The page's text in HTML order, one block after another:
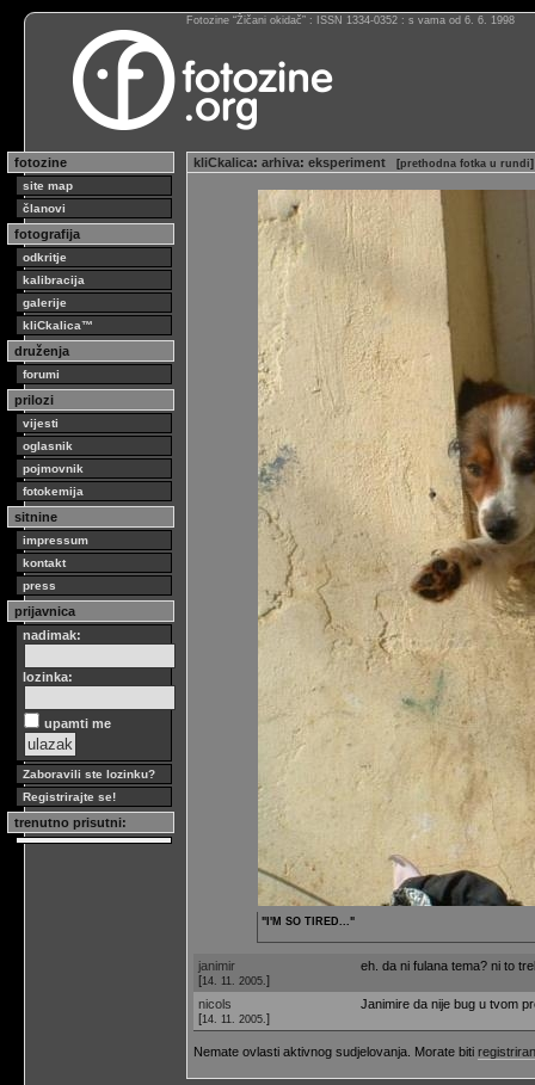
Fotozine “Žičani okidač” : ISSN 1334-0352 : s vama od 6. 6. 1998
fotozine
site map
članovi
fotografija
odkritje
kalibracija
galerije
kliCkalica™
druženja
forumi
prilozi
vijesti
oglasnik
pojmovnik
fotokemija
sitnine
impressum
kontakt
press
prijavnica
nadimak:
lozinka:
upamti me
Zaboravili ste lozinku?
Registrirajte se!
trenutno prisutni:
kliCkalica: arhiva: eksperiment [prethodna fotka u rundi]
"I'M SO TIRED..."
janimir
[14. 11. 2005. ]
eh. da ni fulana tema? ni to
nicols
[14. 11. 2005. ]
Janimire da nije bug u tvom
Nemate ovlasti aktivnog sudjelovanja. Morate biti